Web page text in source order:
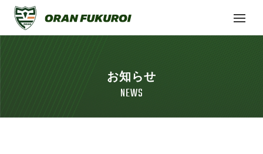
お知らせ
NEWS